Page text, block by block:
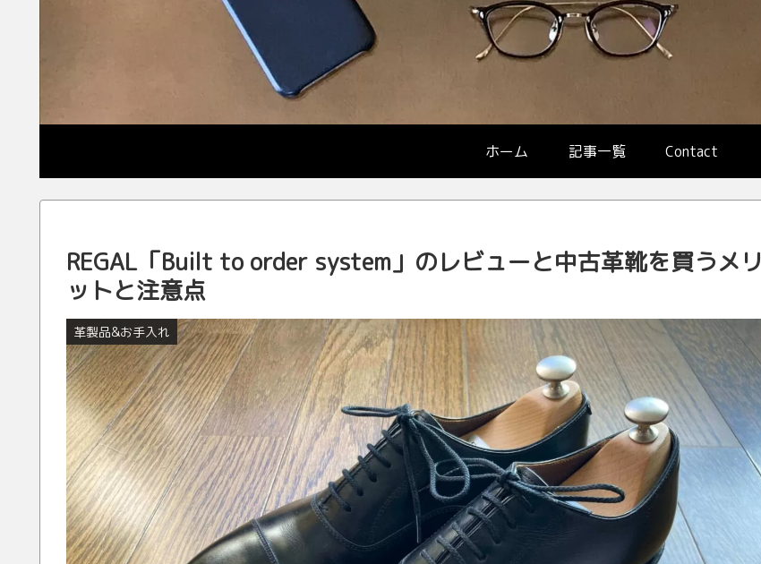
ホーム 記事一覧 Contact
REGAL「Built to order system」のレビューと中古革靴を買うメリ
ットと注意点
革製品&お手入れ